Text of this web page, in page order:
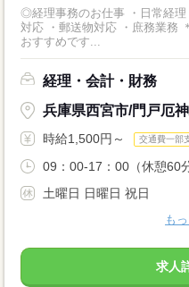
◎経理事務のお仕事 ・日常経理 ・月次決算補助 ・電話対応 ・来客
対応 ・郵送物対応 ・庶務業務 ＊経理のスキルアップをしたい方にも
おすすめです...
経理・会計・財務
兵庫県西宮市/門戸厄
時給1,500円～ 交通費一部
09：00-17：00（休憩60
土曜日 日曜日 祝日
も
求人